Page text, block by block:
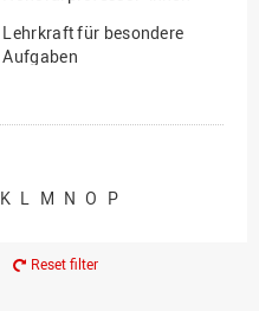
Lehrkraft für besondere
Aufgaben
Professor*innen im
K L M N O P
Reset filter